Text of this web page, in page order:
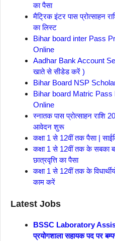
का पैसा
मैट्रिक इंटर पास प्रोत्साहन
का लिस्ट
Bihar board inter Pass
Online
Aadhar Bank Account
खाते से सीडेड करें )
Bihar Board NSP
Bihar board Matric
Online
स्नातक पास प्रोत्साहन राशि
आवेदन शुरू
कक्षा 1 से 12वीं तक पैसा |
कक्षा 1 से 12वीं तक के सबका
छात्रवृत्ति का पैसा
कक्षा 1 से 12वीं तक के
काम करें
Latest Jobs
BSSC Laboratory
प्रयोगशाला सहायक पद पर